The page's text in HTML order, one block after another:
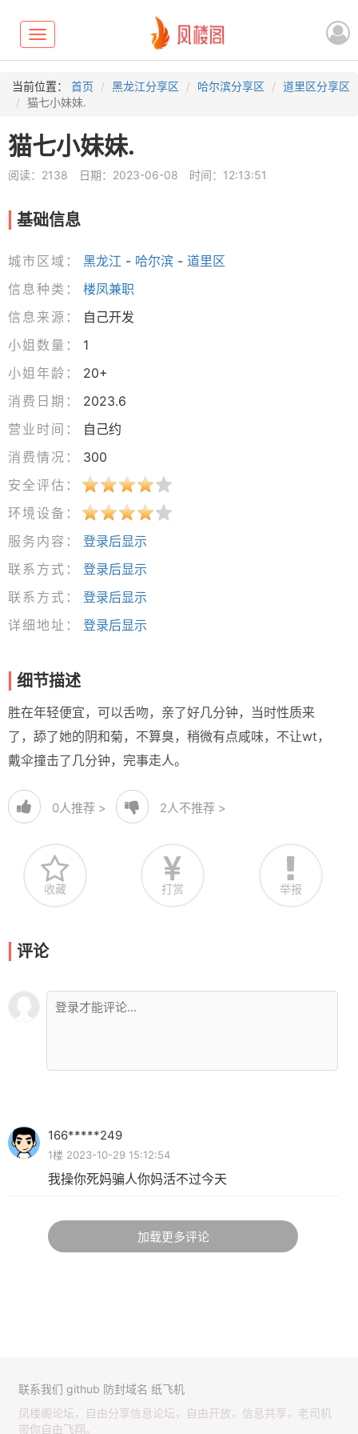
Toggle
navigation
当前位置： 首页 黑龙江分享区 哈尔滨分享区
道里区分享区
猫七小妹妹.
猫七小妹妹.
阅读：2138 日期：2023-06-08 时间：12:13:51
基础信息
城市区域： 黑龙江 - 哈尔滨 - 道里区
信息种类：
楼凤兼职
信息来源：
自己开发
小姐数量：
1
小姐年龄：
20+
消费日期：
2023.6
营业时间：
自己约
消费情况：
300
安全评估：
环境设备：
服务内容：
登录后显示
联系方式：
登录后显示
联系方式：
登录后显示
详细地址：
登录后显示
细节描述
胜在年轻便宜，可以舌吻，亲了好几分钟，当时性质来
了，舔了她的阴和菊，不算臭，稍微有点咸味，不让wt，
戴伞撞击了几分钟，完事走人。
0人推荐 > 2人不推荐 >
收藏 打赏 举报
评论
166*****249
1楼 2023-10-29 15:12:54
我操你死妈骗人你妈活不过今天
加载更多评论
联系我们 github 防封域名 纸飞机
凤楼阁论坛，自由分享信息论坛，自由开放，信息共享，老司机
带你自由飞翔。